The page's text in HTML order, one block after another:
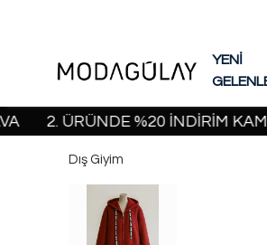
YENİ
ÜRÜNDE %20 İNDİRİM
Dış Giyim